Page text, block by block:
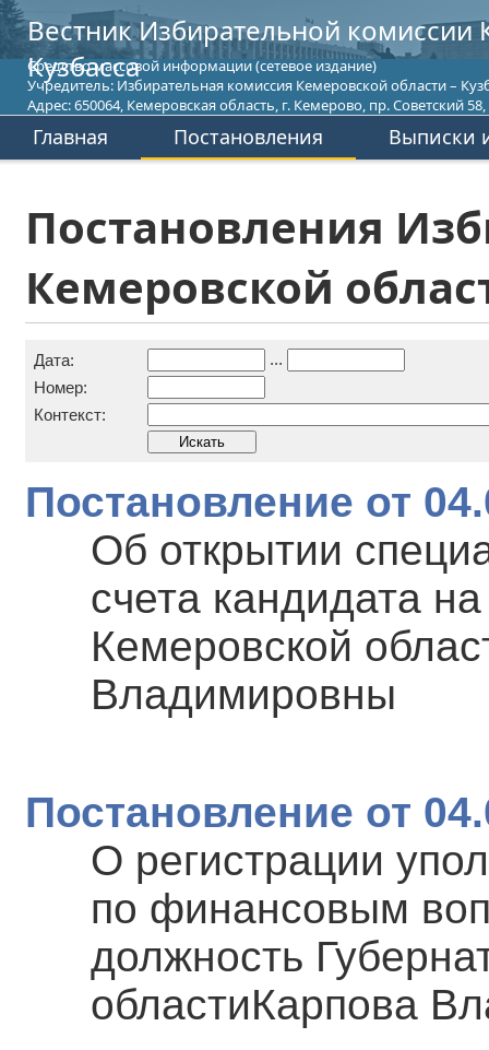
Вестник Избирательной комиссии
Кузбасса
Средство массовой информации (сетевое издание)
Учредитель: Избирательная комиссия Кемеровской области –
Адрес: 650064, Кемеровская область, г. Кемерово, пр. Советский 58,
Главная Постановления Выписки
Постановления
Кемеровской
Дата:
...
Номер:
Контекст:
Постановление от
Об открытии
счета кандидата
Кемеровской
Владимировны
Постановление от
О регистрации
по финансовым
должность
областиКарпова